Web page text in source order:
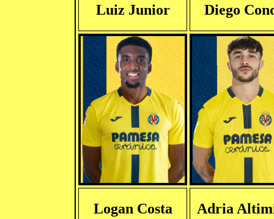
Luiz Junior Diego
Logan Costa Adria